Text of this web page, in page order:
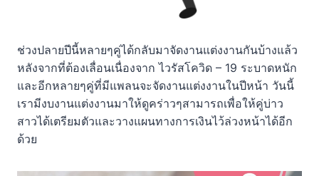
ช่วงปลายปีนี้หลายๆคู่ได้กลับมาจัดงานแต่งงานกันบ้างแล้ว
หลังจากที่ต้องเลื่อนเนื่องจาก ไวรัสโควิด – 19 ระบาดหนัก
และอีกหลายๆคู่ที่มีแพลนจะจัดงานแต่งงานในปีหน้า วันนี้
เรามีงบงานแต่งงานมาให้ดูคร่าวๆสามารถเพื่อให้คู่บ่าว
สาวได้เตรียมตัวและวางแผนทางการเงินไว้ล่วงหน้าได้อีก
ด้วย